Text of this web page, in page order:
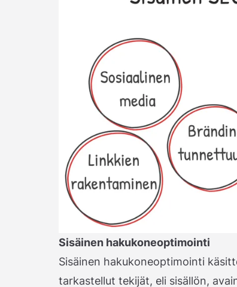
Sisäinen hakukoneoptimointi
Sisäinen hakukoneoptimointi
tarkastellut tekijät, eli sisällön,